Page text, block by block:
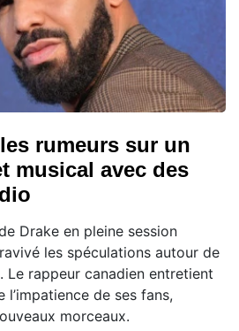
rumeurs sur un
musical avec des
Drake en pleine session
les spéculations autour de
Le rappeur canadien entretient
de ses fans,
morceaux.